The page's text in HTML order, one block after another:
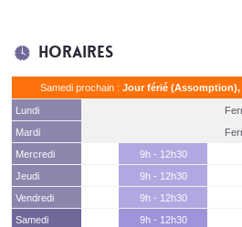
Horaires
Samedi prochain : Jour férié
Lundi
Mardi
Mercredi
9h - 12h30
Jeudi
9h - 12h30
Vendredi
9h - 12h30
Samedi
9h - 12h30